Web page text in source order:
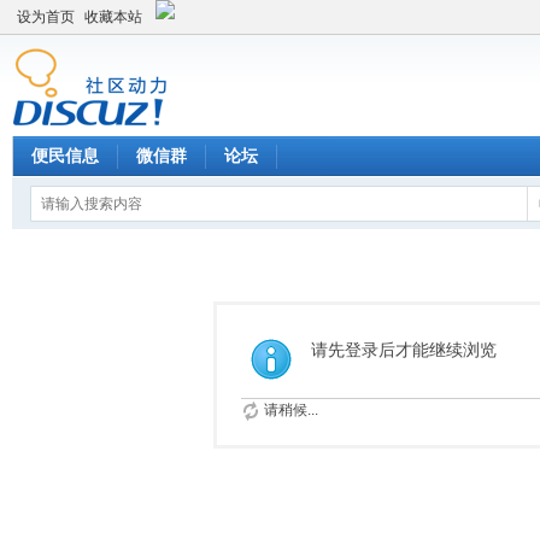
设为首页 收藏本站
便民信息 微信群 论坛
请先登录后才能继续浏览
请稍候...